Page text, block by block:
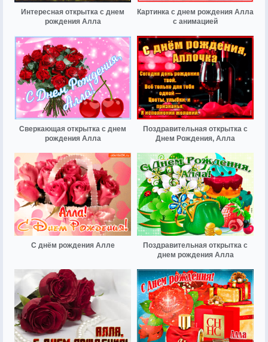
Интересная открытка с днем
рождения Алла
Картинка с днем рождения Алла
с анимацией
Сверкающая открытка с днем
рождения Алла
Поздравительная открытка с
Днем Рождения, Алла
С днём рождения Алле
Поздравительная открытка с
днем рождения Алла